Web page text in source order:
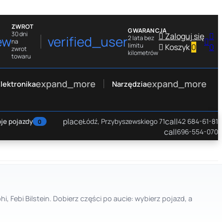
ZWROT
30 dni
na
zwrot
towaru
verified_user
GWARANCJA
2 lata bez
limitu
kilometrów
Zaloguj się
 Koszyk0 
0
expand_more Narzędziaexpand_more
pojazdy 0 placeŁódź, Przybyszewskiego 71call42 684-61-81
call696-554-070
Febi Bilstein. Dobierz części po aucie: wybierz pojazd, a